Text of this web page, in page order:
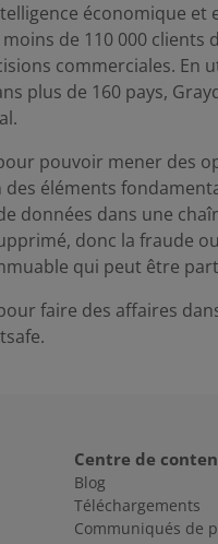
économique
de 110 000 clients
commerciales. En
plus de 160 pays,
pouvoir mener des
éléments
données dans une
donc la fraude
qui peut être
faire des affaires
Centre de
Blog
Téléchargements
Communiqués de